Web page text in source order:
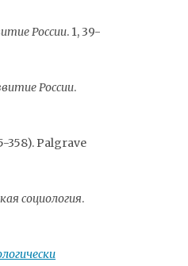
России. 1, 39-
России.
358). Palgrave
социология.